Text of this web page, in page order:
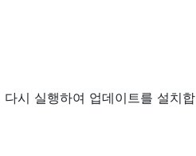
시 실행하여 업데이트를 설치합